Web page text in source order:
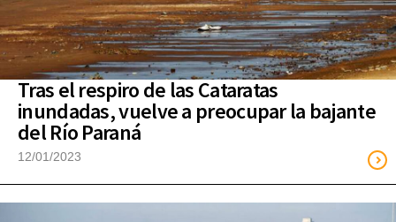
Tras el respiro de las Cataratas
inundadas, vuelve a preocupar la bajante
del Río Paraná
12/01/2023